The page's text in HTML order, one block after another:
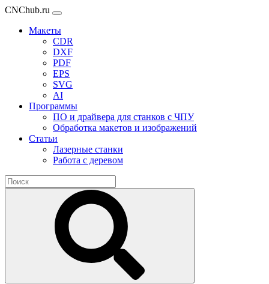
CNChub.ru
Макеты
CDR
DXF
PDF
EPS
SVG
AI
Программы
ПО и драйвера для станков с ЧПУ
Обработка макетов и изображений
Статьи
Лазерные станки
Работа с деревом